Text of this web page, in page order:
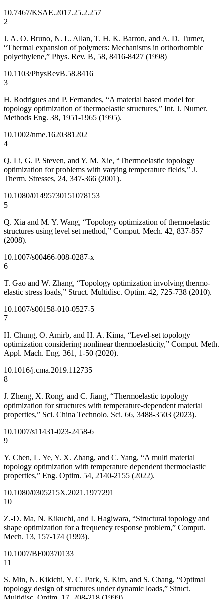
10.7467/KSAE.2017.25.2.257
2
J. A. O. Bruno, N. L. Allan, T. H. K. Barron, and A. D. Turner,
“Thermal expansion of polymers: Mechanisms in orthorhombic
polyethylene,” Phys. Rev. B, 58, 8416-8427 (1998)
10.1103/PhysRevB.58.8416
3
H. Rodrigues and P. Fernandes, “A material based model for
topology optimization of thermoelastic structures,” Int. J. Numer.
Methods Eng. 38, 1951-1965 (1995).
10.1002/nme.1620381202
4
Q. Li, G. P. Steven, and Y. M. Xie, “Thermoelastic topology
optimization for problems with varying temperature fields,” J.
Therm. Stresses, 24, 347-366 (2001).
10.1080/01495730151078153
5
Q. Xia and M. Y. Wang, “Topology optimization of thermoelastic
structures using level set method,” Comput. Mech. 42, 837-857
(2008).
10.1007/s00466-008-0287-x
6
T. Gao and W. Zhang, “Topology optimization involving thermo-
elastic stress loads,” Struct. Multidisc. Optim. 42, 725-738 (2010).
10.1007/s00158-010-0527-5
7
H. Chung, O. Amirb, and H. A. Kima, “Level-set topology
optimization considering nonlinear thermoelasticity,” Comput. Meth.
Appl. Mach. Eng. 361, 1-50 (2020).
10.1016/j.cma.2019.112735
8
J. Zheng, X. Rong, and C. Jiang, “Thermoelastic topology
optimization for structures with temperature-dependent material
properties,” Sci. China Technolo. Sci. 66, 3488-3503 (2023).
10.1007/s11431-023-2458-6
9
Y. Chen, L. Ye, Y. X. Zhang, and C. Yang, “A multi material
topology optimization with temperature dependent thermoelastic
properties,” Eng. Optim. 54, 2140-2155 (2022).
10.1080/0305215X.2021.1977291
10
Z.-D. Ma, N. Kikuchi, and I. Hagiwara, “Structural topology and
shape optimization for a frequency response problem,” Comput.
Mech. 13, 157-174 (1993).
10.1007/BF00370133
11
S. Min, N. Kikichi, Y. C. Park, S. Kim, and S. Chang, “Optimal
topology design of structures under dynamic loads,” Struct.